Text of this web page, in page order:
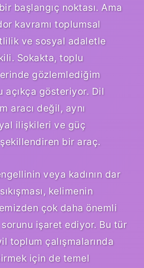
başlangıç noktası. Ama
kavramı toplumsal
ve sosyal adaletle
Sokakta, toplu
gözlemlediğim
açıkça gösteriyor. Dil
aracı değil, aynı
ilişkileri ve güç
bir araç.
veya kadının dar
kelimenin
çok daha önemli
işaret ediyor. Bu tür
toplum çalışmalarında
için de temel